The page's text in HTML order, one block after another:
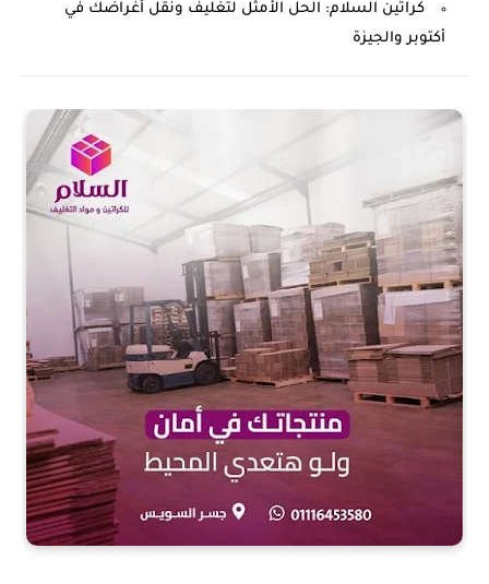
كراتين السلام: الحل الأمثل لتغليف ونقل أغراضك في
أكتوبر والجيزة